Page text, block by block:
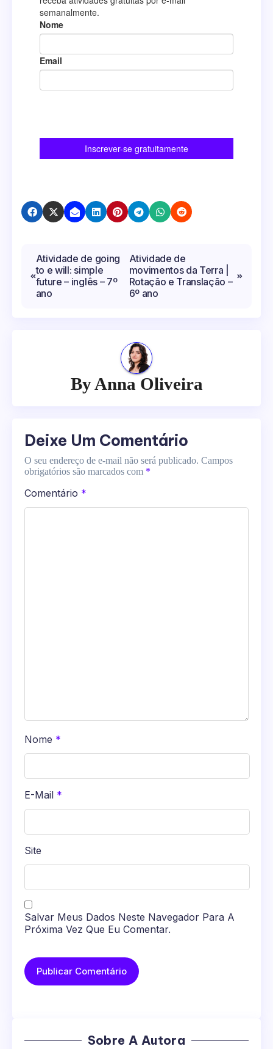
Navegação
de
Post
Atividade de going
to e will: simple
future – inglês – 7º
ano
Atividade de
movimentos da Terra |
Rotação e Translação –
6º ano
ByAnna Oliveira
Deixe Um Comentário
O seu endereço de e-mail não será publicado. Campos
obrigatórios são marcados com *
Comentário *
Nome *
E-Mail *
Site
Salvar Meus Dados Neste Navegador Para A
Próxima Vez Que Eu Comentar.
Sobre A Autora